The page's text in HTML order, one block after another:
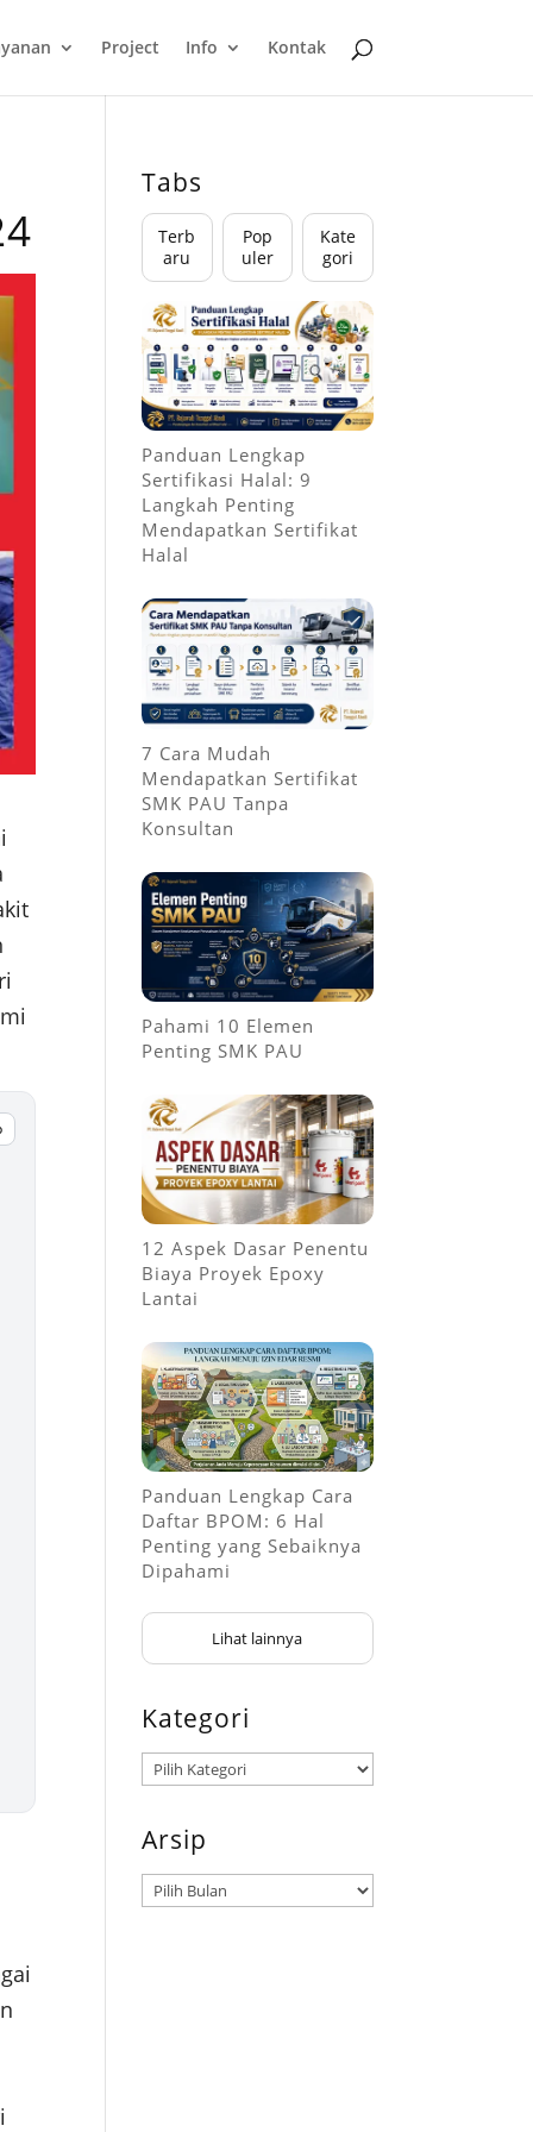
Project Info Kontak
Tabs
Terb
aru
Pop
uler
Kate
gori
Panduan Lengkap
Sertifikasi Halal: 9
Langkah Penting
Mendapatkan Sertifikat
Halal
7 Cara Mudah
Mendapatkan Sertifikat
SMK PAU Tanpa
Konsultan
Pahami 10 Elemen
Penting SMK PAU
12 Aspek Dasar Penentu
Biaya Proyek Epoxy
Lantai
Panduan Lengkap Cara
Daftar BPOM: 6 Hal
Penting yang Sebaiknya
Dipahami
Lihat lainnya
Kategori
Kategori
Arsip
Arsip